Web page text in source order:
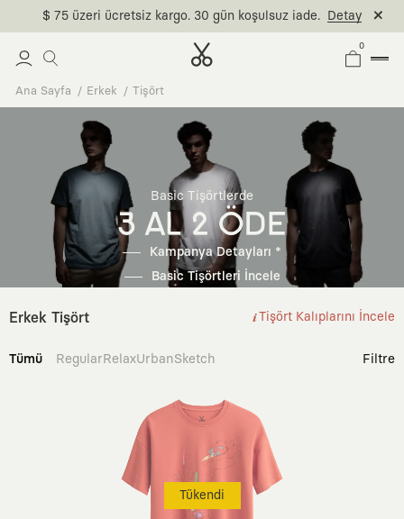
$ 75 üzeri ücretsiz kargo. 30 gün koşulsuz iade. Detay
0
Ana Sayfa Erkek Tişört
Basic Tişörtlerde
3 AL 2 ÖDE
Kampanya Detayları *
Basic Tişörtleri İncele
Erkek Tişört Tişört Kalıplarını İncele
Tümü RegularRelaxUrbanSketch Filtre
Tükendi